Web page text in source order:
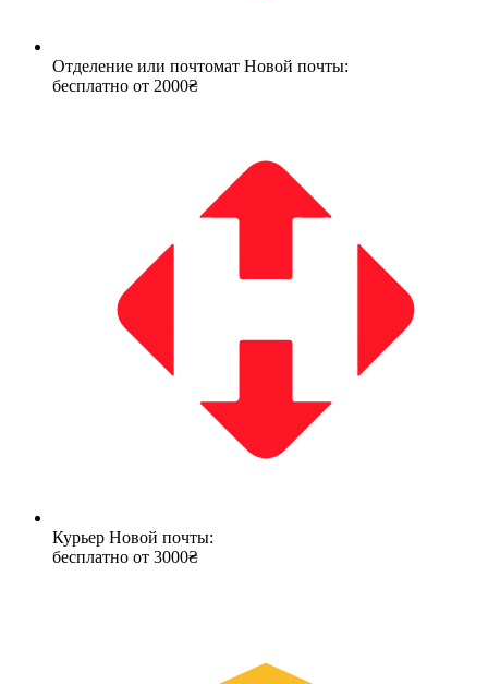
Отделение или почтомат Новой почты:
бесплатно от 2000₴
Курьер Новой почты:
бесплатно от 3000₴